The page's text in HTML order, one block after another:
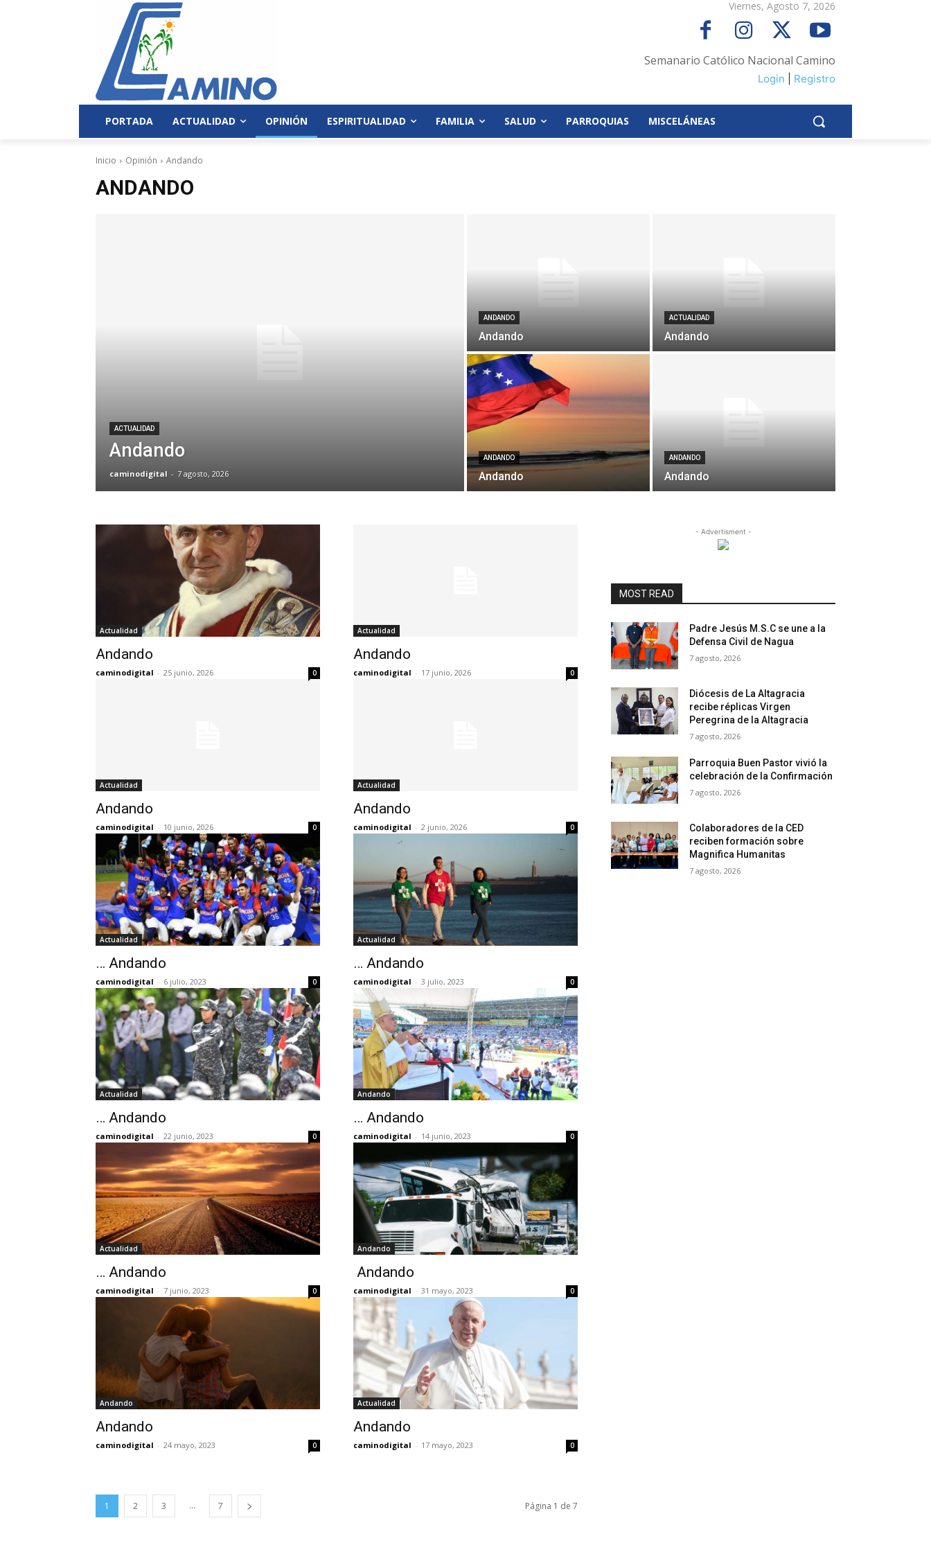
Viernes, Agosto 7, 2026
Semanario Católico Nacional Camino
Login Registro
PORTADA ACTUALIDAD OPINIÓN ESPIRITUALIDAD FAMILIA SALUD PARROQUIAS MISCELÁNEAS
Inicio Opinión Andando
ANDANDO
ACTUALIDAD
Andando
caminodigital - 7 agosto, 2026
ANDANDO
Andando
ACTUALIDAD
Andando
ANDANDO
Andando
ANDANDO
Andando
Actualidad
Andando
caminodigital - 25 junio, 2026 0
Actualidad
Andando
caminodigital - 17 junio, 2026 0
Actualidad
Andando
caminodigital - 10 junio, 2026 0
Actualidad
Andando
caminodigital - 2 junio, 2026 0
Actualidad
… Andando
caminodigital - 6 julio, 2023 0
Actualidad
… Andando
caminodigital - 3 julio, 2023 0
Actualidad
… Andando
caminodigital - 22 junio, 2023 0
Andando
… Andando
caminodigital - 14 junio, 2023 0
Actualidad
… Andando
caminodigital - 7 junio, 2023 0
Andando
Andando
caminodigital - 31 mayo, 2023 0
Andando
Andando
caminodigital - 24 mayo, 2023 0
Actualidad
Andando
caminodigital - 17 mayo, 2023 0
1 2 3 ... 7 Página 1 de 7
- Advertisment -
MOST READ
Padre Jesús M.S.C se une a la
Defensa Civil de Nagua
7 agosto, 2026
Diócesis de La Altagracia
recibe réplicas Virgen
Peregrina de la Altagracia
7 agosto, 2026
Parroquia Buen Pastor vivió la
celebración de la Confirmación
7 agosto, 2026
Colaboradores de la CED
reciben formación sobre
Magnifica Humanitas
7 agosto, 2026